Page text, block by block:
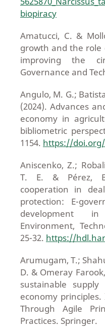
biopiracy
Amatucci, C. &
growth and the role
improving the
Governance and
Angulo, M. G.;
(2024). Advances
economy in
bibliometric
1154. https://doi.org/
Aniscenko, Z.;
T. E. & Pérez,
cooperation in
protection: E-
development
Environment,
25-32. https://
Arumugam, T.;
D. & Omeray
sustainable
economy
Through Agile
Practices. Springer.